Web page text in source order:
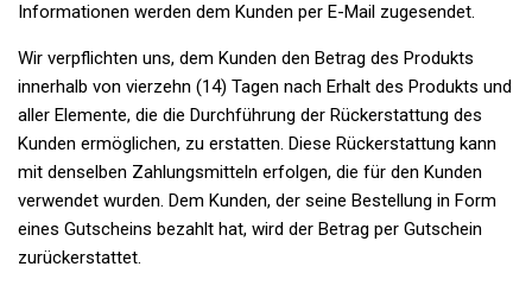
Informationen werden dem Kunden per E-Mail zugesendet.
Wir verpflichten uns, dem Kunden den Betrag des Produkts
innerhalb von vierzehn (14) Tagen nach Erhalt des Produkts und
aller Elemente, die die Durchführung der Rückerstattung des
Kunden ermöglichen, zu erstatten. Diese Rückerstattung kann
mit denselben Zahlungsmitteln erfolgen, die für den Kunden
verwendet wurden. Dem Kunden, der seine Bestellung in Form
eines Gutscheins bezahlt hat, wird der Betrag per Gutschein
zurückerstattet.